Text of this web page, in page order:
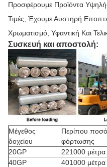
Προσφέρουμε Προϊόντα
Τιμές, Έχουμε Αυστηρή
Χρωματισμό, Υφαντική Και
Συσκευή και αποστολή:
Μέγεθος
δοχείου
Περίπου
φόρτωσης
20GP
221000 μέτρα
40GP
401000 μέτρα